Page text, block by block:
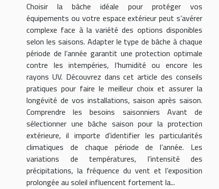
Choisir la bâche idéale pour protéger vos
équipements ou votre espace extérieur peut s’avérer
complexe face à la variété des options disponibles
selon les saisons. Adapter le type de bâche à chaque
période de l’année garantit une protection optimale
contre les intempéries, l’humidité ou encore les
rayons UV. Découvrez dans cet article des conseils
pratiques pour faire le meilleur choix et assurer la
longévité de vos installations, saison après saison.
Comprendre les besoins saisonniers Avant de
sélectionner une bâche saison pour la protection
extérieure, il importe d’identifier les particularités
climatiques de chaque période de l’année. Les
variations de températures, l’intensité des
précipitations, la fréquence du vent et l’exposition
prolongée au soleil influencent fortement la...